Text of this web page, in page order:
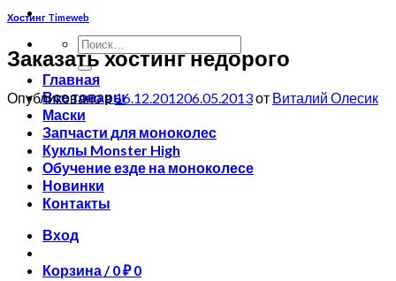
Искать:
Главная
Все товары
Маски
Запчасти для моноколес
Куклы Monster High
Обучение езде на моноколесе
Новинки
Контакты
Вход
Корзина /0₽ 0
Хостинг Timeweb
Заказать хостинг недорого
Опубликовано в16.12.201206.05.2013от Виталий Олесик